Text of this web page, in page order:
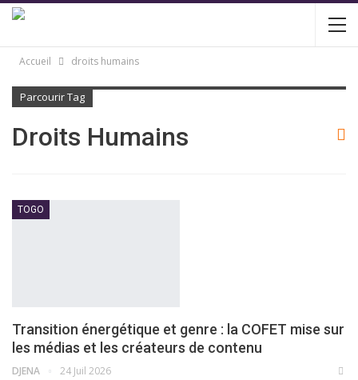
Accueil droits humains
Parcourir Tag
Droits Humains
TOGO
Transition énergétique et genre : la COFET mise sur
les médias et les créateurs de contenu
DJENA 24 Juil 2026